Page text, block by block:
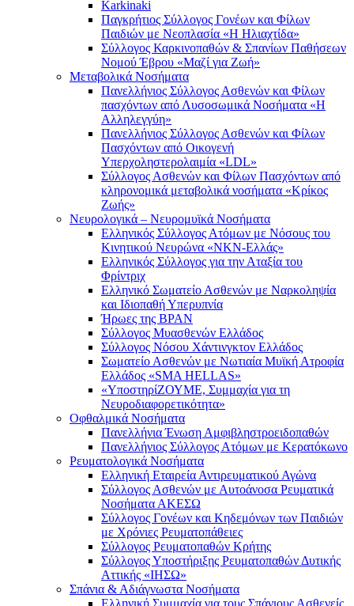
Karkinaki
Παγκρήτιος Σύλλογος Γονέων και Φίλων
Παιδιών με Νεοπλασία «Η Ηλιαχτίδα»
Σύλλογος Καρκινοπαθών & Σπανίων Παθήσεων
Νομού Έβρου «Μαζί για Ζωή»
Μεταβολικά Νοσήματα
Πανελλήνιος Σύλλογος Ασθενών και Φίλων
πασχόντων από Λυσοσωμικά Νοσήματα «Η
Αλληλεγγύη»
Πανελλήνιος Σύλλογος Ασθενών και Φίλων
Πασχόντων από Οικογενή
Υπερχοληστερολαιμία «LDL»
Σύλλογος Ασθενών και Φίλων Πασχόντων από
κληρονομικά μεταβολικά νοσήματα «Κρίκος
Ζωής»
Νευρολογικά – Νευρομυϊκά Νοσήματα
Ελληνικός Σύλλογος Ατόμων με Νόσους του
Κινητικού Νευρώνα «ΝΚΝ-Ελλάς»
Ελληνικός Σύλλογος για την Αταξία του
Φρίντριχ
Ελληνικό Σωματείο Ασθενών με Ναρκοληψία
και Ιδιοπαθή Υπερυπνία
Ήρωες της BPAN
Σύλλογος Μυασθενών Ελλάδος
Σύλλογος Νόσου Χάντινγκτον Ελλάδος
Σωματείο Ασθενών με Νωτιαία Μυϊκή Ατροφία
Ελλάδος «SMA HELLAS»
«ΥποστηρίΖΟΥΜΕ, Συμμαχία για τη
Νευροδιαφορετικότητα»
Οφθαλμικά Νοσήματα
Πανελλήνια Ένωση Αμφιβληστροειδοπαθών
Πανελλήνιος Σύλλογος Ατόμων με Κερατόκωνο
Ρευματολογικά Νοσήματα
Ελληνική Εταιρεία Αντιρευματικού Αγώνα
Σύλλογος Ασθενών με Αυτοάνοσα Ρευματικά
Νοσήματα ΑΚΕΣΩ
Σύλλογος Γονέων και Κηδεμόνων των Παιδιών
με Χρόνιες Ρευματοπάθειες
Σύλλογος Ρευματοπαθών Κρήτης
Σύλλογος Υποστήριξης Ρευματοπαθών Δυτικής
Αττικής «ΙΗΣΩ»
Σπάνια & Αδιάγνωστα Νοσήματα
Ελληνική Συμμαχία για τους Σπάνιους Ασθενείς